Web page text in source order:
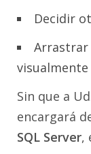
Decidir
Arrastrar
visualmente
Sin que a
encargará
SQL Server,